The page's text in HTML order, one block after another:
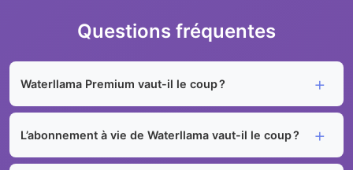
Questions fréquentes
Waterllama Premium vaut-il le coup ?
L’abonnement à vie de Waterllama vaut-il le coup ?